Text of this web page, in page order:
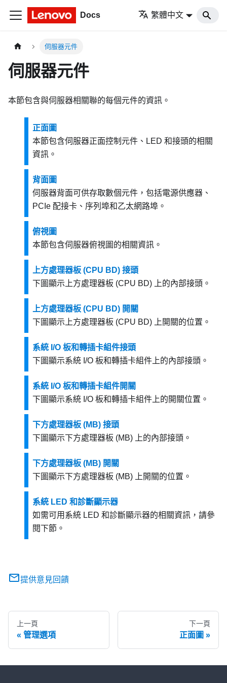
Docs 繁體中文
伺服器元件
伺服器元件
本節包含與伺服器相關聯的每個元件的資訊。
正面圖
本節包含伺服器正面控制元件、LED 和接頭的相關
資訊。
背面圖
伺服器背面可供存取數個元件，包括電源供應器、
PCIe 配接卡、序列埠和乙太網路埠。
俯視圖
本節包含伺服器俯視圖的相關資訊。
上方處理器板 (CPU BD) 接頭
下圖顯示上方處理器板 (CPU BD) 上的內部接頭。
上方處理器板 (CPU BD) 開關
下圖顯示上方處理器板 (CPU BD) 上開關的位置。
系統 I/O 板和轉插卡組件接頭
下圖顯示系統 I/O 板和轉插卡組件上的內部接頭。
系統 I/O 板和轉插卡組件開關
下圖顯示系統 I/O 板和轉插卡組件上的開關位置。
下方處理器板 (MB) 接頭
下圖顯示下方處理器板 (MB) 上的內部接頭。
下方處理器板 (MB) 開關
下圖顯示下方處理器板 (MB) 上開關的位置。
系統 LED 和診斷顯示器
如需可用系統 LED 和診斷顯示器的相關資訊，請參
閱下節。
提供意見回饋
上一頁
管理選項
下一頁
正面圖